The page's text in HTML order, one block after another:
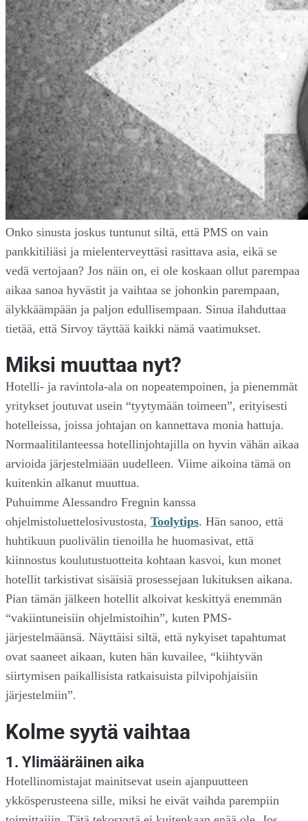
Onko sinusta joskus tuntunut siltä, että PMS on vain
pankkitiliäsi ja mielenterveyttäsi rasittava asia, eikä se
vedä vertojaan? Jos näin on, ei ole koskaan ollut parempaa
aikaa sanoa hyvästit ja vaihtaa se johonkin parempaan,
älykkäämpään ja paljon edullisempaan. Sinua ilahduttaa
tietää, että Sirvoy täyttää kaikki nämä vaatimukset.
Miksi muuttaa nyt?
Hotelli- ja ravintola-ala on nopeatempoinen, ja pienemmät
yritykset joutuvat usein “tyytymään toimeen”, erityisesti
hotelleissa, joissa johtajan on kannettava monia hattuja.
Normaalitilanteessa hotellinjohtajilla on hyvin vähän aikaa
arvioida järjestelmiään uudelleen. Viime aikoina tämä on
kuitenkin alkanut muuttua.
Puhuimme Alessandro Fregnin kanssa
ohjelmistoluettelosivustosta, Toolytips. Hän sanoo, että
huhtikuun puolivälin tienoilla he huomasivat, että
kiinnostus koulutustuotteita kohtaan kasvoi, kun monet
hotellit tarkistivat sisäisiä prosessejaan lukituksen aikana.
Pian tämän jälkeen hotellit alkoivat keskittyä enemmän
“vakiintuneisiin ohjelmistoihin”, kuten PMS-
järjestelmäänsä. Näyttäisi siltä, että nykyiset tapahtumat
ovat saaneet aikaan, kuten hän kuvailee, “kiihtyvän
siirtymisen paikallisista ratkaisuista pilvipohjaisiin
järjestelmiin”.
Kolme syytä vaihtaa
1. Ylimääräinen aika
Hotellinomistajat mainitsevat usein ajanpuutteen
ykkösperusteena sille, miksi he eivät vaihda parempiin